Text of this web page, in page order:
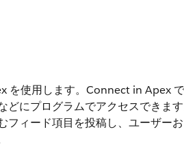
使用します。Connect in Apex
にプログラムでアクセスできま
ィード項目を投稿し、ユーザー